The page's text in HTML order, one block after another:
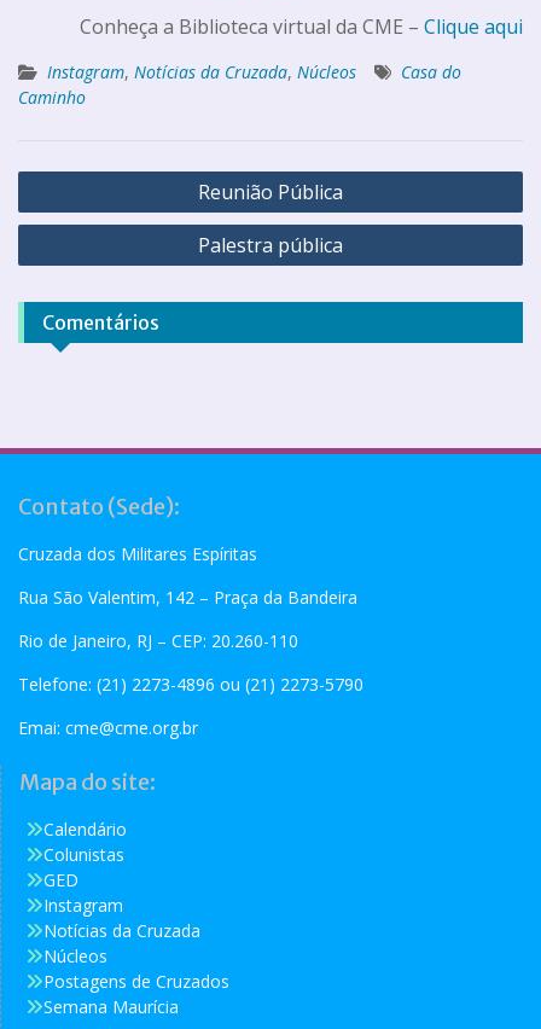
Conheça a Biblioteca virtual da CME – Clique aqui
Instagram, Notícias da Cruzada, Núcleos
Casa do
Caminho
Reunião Pública
Palestra pública
Comentários
Contato (Sede):
Cruzada dos Militares Espíritas
Rua São Valentim, 142 – Praça da Bandeira
Rio de Janeiro, RJ – CEP: 20.260-110
Telefone: (21) 2273-4896 ou (21) 2273-5790
Emai: cme@cme.org.br
Mapa do site:
Calendário
Colunistas
GED
Instagram
Notícias da Cruzada
Núcleos
Postagens de Cruzados
Semana Maurícia